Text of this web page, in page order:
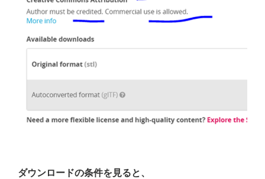
ダウンロードの条件を見ると、